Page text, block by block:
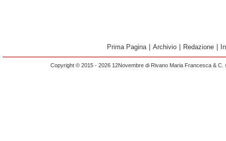
Prima Pagina Archivio Redazione
Copyright © 2015 - 2026 12Novembre di Rivano Maria Francesca &